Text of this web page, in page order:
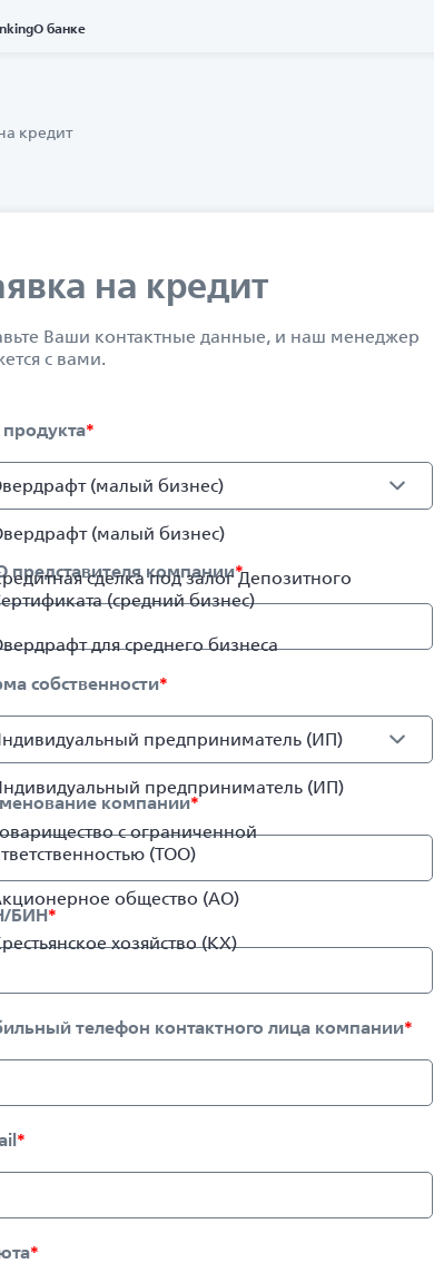
О банке
кредит
на кредит
Ваши контактные данные, и наш менеджер
с вами.
*
(малый бизнес)
(малый бизнес)
сделка под залог Депозитного
(средний бизнес)
для среднего бизнеса
компании*
собственности*
предприниматель (ИП)
предприниматель (ИП)
с ограниченной
(ТОО)
общество (АО)
хозяйство (КХ)
компании*
БИН*
телефон контактного лица компании*
*
*